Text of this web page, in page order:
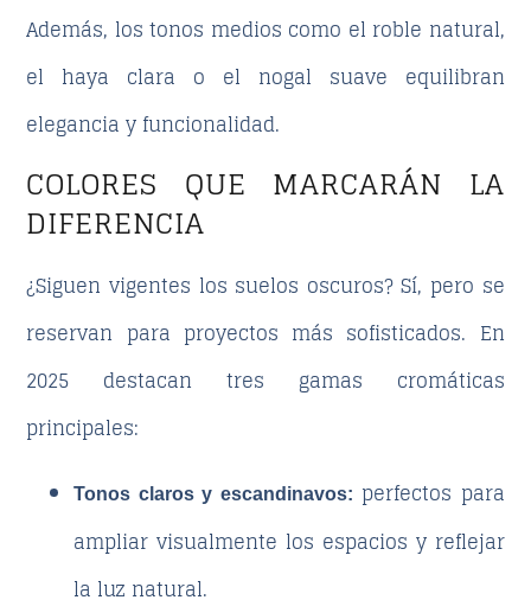
Además, los tonos medios como el roble natural,
el haya clara o el nogal suave equilibran
elegancia y funcionalidad.
COLORES QUE MARCARÁN LA
DIFERENCIA
¿Siguen vigentes los suelos oscuros? Sí, pero se
reservan para proyectos más sofisticados. En
2025 destacan tres gamas cromáticas
principales:
Tonos claros y escandinavos: perfectos para
ampliar visualmente los espacios y reflejar
la luz natural.